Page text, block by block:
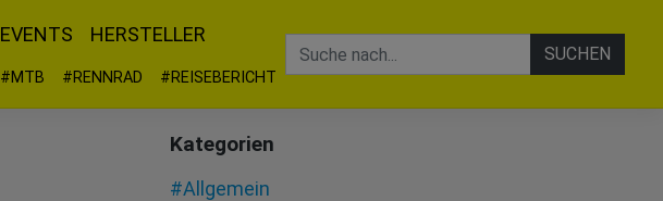
SUCHEN
EVENTS HERSTELLER
#MTB #RENNRAD #REISEBERICHT
Kategorien
#Allgemein